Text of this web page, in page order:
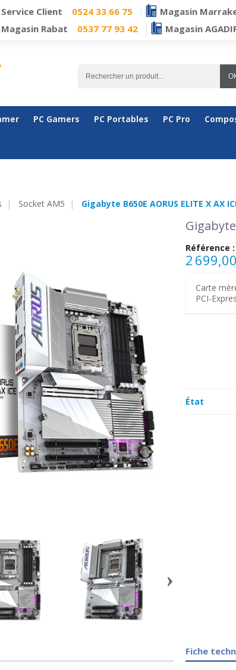
Service Client 0524 33 66 75 Magasin
Magasin Rabat
0537 77 93 42 Magasin
PC Gamers PC Portables PC Pro
Socket AM5 Gigabyte B650E AORUS ELITE X AX
›
Gigabyte
Référence :
2
Carte
PCI-
État
Fiche